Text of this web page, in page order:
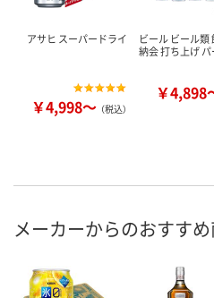
アサヒ スーパードライ
￥4,998～ （税込）
ビール ビール類
納会 打ち上げ パ
￥4,898
メーカーからのおすす